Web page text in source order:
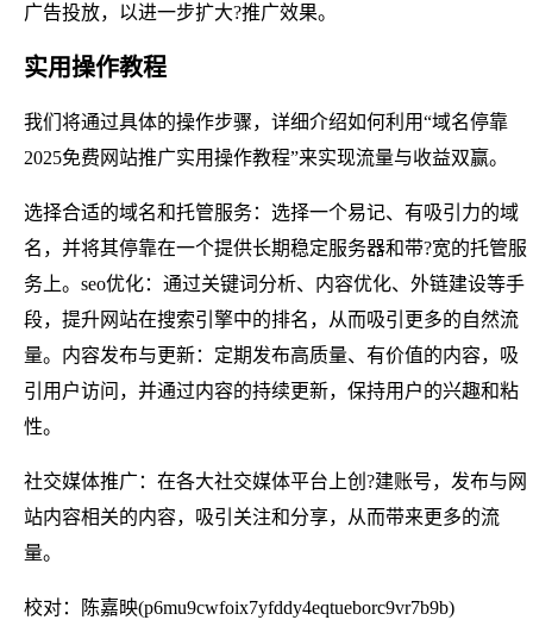
广告投放，以进一步扩大?推广效果。
实用操作教程
我们将通过具体的操作步骤，详细介绍如何利用“域名停靠
2025免费网站推广实用操作教程”来实现流量与收益双赢。
选择合适的域名和托管服务：选择一个易记、有吸引力的域
名，并将其停靠在一个提供长期稳定服务器和带?宽的托管服
务上。seo优化：通过关键词分析、内容优化、外链建设等手
段，提升网站在搜索引擎中的排名，从而吸引更多的自然流
量。内容发布与更新：定期发布高质量、有价值的内容，吸
引用户访问，并通过内容的持续更新，保持用户的兴趣和粘
性。
社交媒体推广：在各大社交媒体平台上创?建账号，发布与网
站内容相关的内容，吸引关注和分享，从而带来更多的流
量。
校对：陈嘉映(p6mu9cwfoix7yfddy4eqtueborc9vr7b9b)